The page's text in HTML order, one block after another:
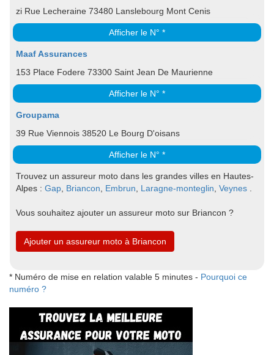
zi Rue Lecheraine 73480 Lanslebourg Mont Cenis
Afficher le N° *
Maaf Assurances
153 Place Fodere 73300 Saint Jean De Maurienne
Afficher le N° *
Groupama
39 Rue Viennois 38520 Le Bourg D'oisans
Afficher le N° *
Trouvez un assureur moto dans les grandes villes en Hautes-
Alpes : Gap Briancon Embrun Laragne-monteglin Veynes
Vous souhaitez ajouter un assureur moto sur Briancon ?
Ajouter un assureur moto à Briancon
* Numéro de mise en relation valable 5 minutes - Pourquoi ce
numéro ?